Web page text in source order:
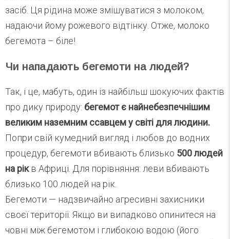
засіб. Ця рідина може змішуватися з молоком,
надаючи йому рожевого відтінку. Отже, молоко
бегемота – біле!
Чи нападають бегемоти на людей?
Так, і це, мабуть, один із найбільш шокуючих фактів
про дику природу: бегемот є найнебезпечнішим
великим наземним ссавцем у світі для людини.
Попри свій кумедний вигляд і любов до водних
процедур, бегемоти вбивають близько 500 людей
на рікв Африці. Для порівняння: леви вбивають
близько 100 людей на рік.
Бегемоти — надзвичайно агресивні захисники
своєї території. Якщо ви випадково опинитеся на
човні між бегемотом і глибокою водою (його